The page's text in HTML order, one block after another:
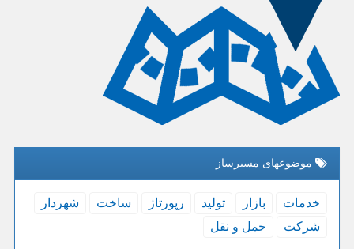
موضوعهای مسیرساز
خدمات بازار تولید رپورتاژ ساخت
شهردار
شركت
حمل و نقل